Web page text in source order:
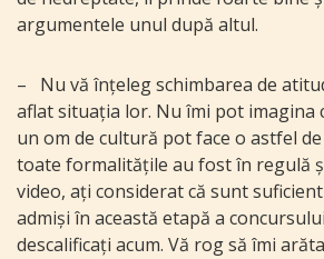
argumentele unul după altul.
–
Nu vă înțeleg schimbarea de
aflat situația lor. Nu îmi pot imagina
un om de cultură pot face o astfel
toate formalitățile au fost în regulă
video, ați considerat că sunt
admiși în această etapă a
descalificați acum. Vă rog să îmi